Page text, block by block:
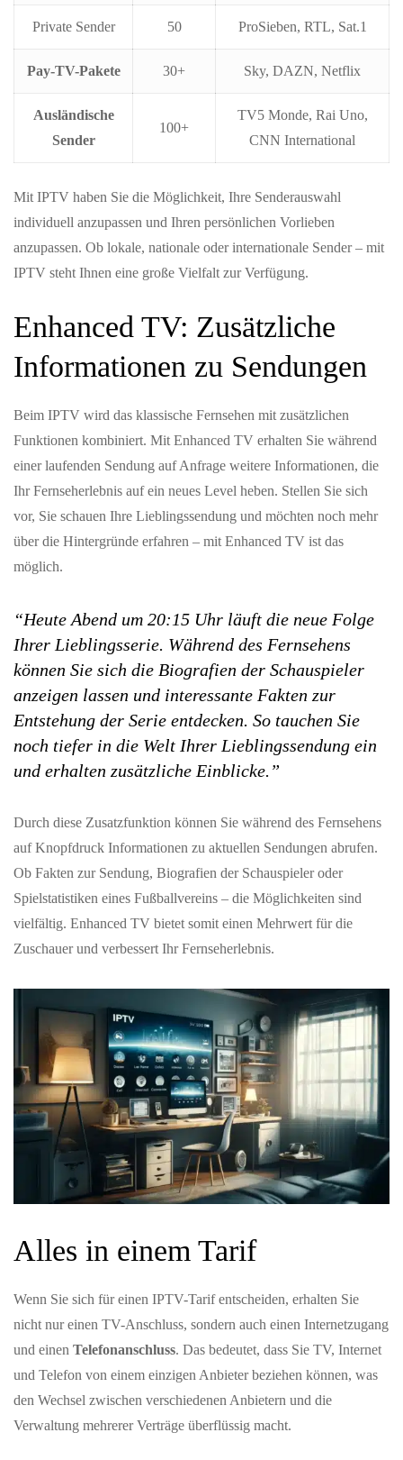
Private Sender 50 ProSieben, RTL, Sat.1
Pay-TV-Pakete 30+ Sky, DAZN, Netflix
Ausländische
Sender
100+
TV5 Monde, Rai Uno,
CNN International
Mit IPTV haben Sie die Möglichkeit, Ihre Senderauswahl
individuell anzupassen und Ihren persönlichen Vorlieben
anzupassen. Ob lokale, nationale oder internationale Sender – mit
IPTV steht Ihnen eine große Vielfalt zur Verfügung.
Enhanced TV: Zusätzliche
Informationen zu Sendungen
Beim IPTV wird das klassische Fernsehen mit zusätzlichen
Funktionen kombiniert. Mit Enhanced TV erhalten Sie während
einer laufenden Sendung auf Anfrage weitere Informationen, die
Ihr Fernseherlebnis auf ein neues Level heben. Stellen Sie sich
vor, Sie schauen Ihre Lieblingssendung und möchten noch mehr
über die Hintergründe erfahren – mit Enhanced TV ist das
möglich.
“Heute Abend um 20:15 Uhr läuft die neue Folge
Ihrer Lieblingsserie. Während des Fernsehens
können Sie sich die Biografien der Schauspieler
anzeigen lassen und interessante Fakten zur
Entstehung der Serie entdecken. So tauchen Sie
noch tiefer in die Welt Ihrer Lieblingssendung ein
und erhalten zusätzliche Einblicke.”
Durch diese Zusatzfunktion können Sie während des Fernsehens
auf Knopfdruck Informationen zu aktuellen Sendungen abrufen.
Ob Fakten zur Sendung, Biografien der Schauspieler oder
Spielstatistiken eines Fußballvereins – die Möglichkeiten sind
vielfältig. Enhanced TV bietet somit einen Mehrwert für die
Zuschauer und verbessert Ihr Fernseherlebnis.
Alles in einem Tarif
Wenn Sie sich für einen IPTV-Tarif entscheiden, erhalten Sie
nicht nur einen TV-Anschluss, sondern auch einen Internetzugang
und einen Telefonanschluss. Das bedeutet, dass Sie TV, Internet
und Telefon von einem einzigen Anbieter beziehen können, was
den Wechsel zwischen verschiedenen Anbietern und die
Verwaltung mehrerer Verträge überflüssig macht.